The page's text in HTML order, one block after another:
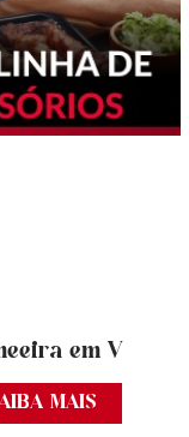
em V
MAIS